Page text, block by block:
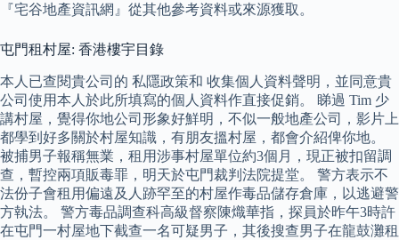
『宅谷地產資訊網』從其他參考資料或來源獲取。
屯門租村屋: 香港樓宇目錄
本人已查閱貴公司的 私隱政策和 收集個人資料聲明，並同意貴
公司使用本人於此所填寫的個人資料作直接促銷。 睇過 Tim 少
講村屋，覺得你地公司形象好鮮明，不似一般地產公司，影片上
都學到好多關於村屋知識，有朋友搵村屋，都會介紹俾你地。
被捕男子報稱無業，租用涉事村屋單位約3個月，現正被扣留調
查，暫控兩項販毒罪，明天於屯門裁判法院提堂。 警方表示不
法份子會租用偏遠及人跡罕至的村屋作毒品儲存倉庫，以逃避警
方執法。 警方毒品調查科高級督察陳熾華指，探員於昨午3時許
在屯門一村屋地下截查一名可疑男子，其後搜查男子在龍鼓灘租